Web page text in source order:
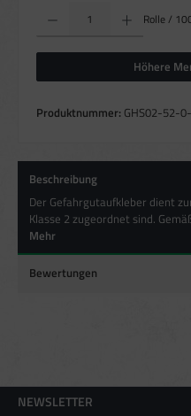
Produkt Anzahl: Gib den gewünschten
Rolle /
Höhere
Produktnummer: GHS02-52-
Beschreibung
Der Gefahrgutaufkleber dient
Klasse 2 zugeordnet sind.
Mehr
Bewertungen
NEWSLETTER
Analyse von Zielgruppen durch
aus verschiedenen Quellen
Entwicklung und Verbesserung
Verwendung genauer